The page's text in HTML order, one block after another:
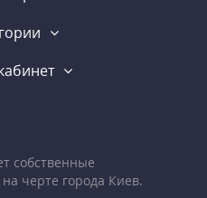
собственные
черте города Киев.